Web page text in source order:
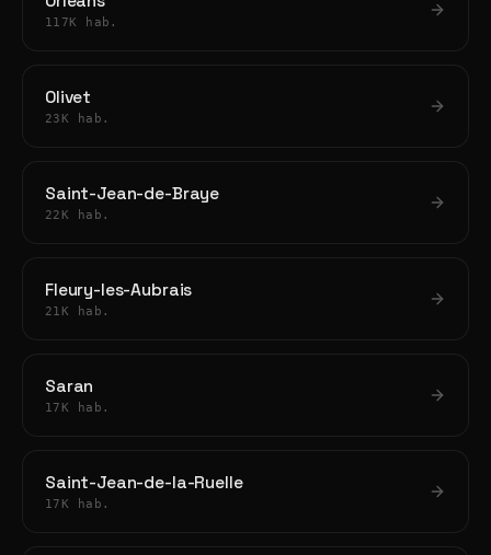
117K hab.
Olivet
23K hab.
Saint-Jean-de-Braye
22K hab.
Fleury-les-Aubrais
21K hab.
Saran
17K hab.
Saint-Jean-de-la-Ruelle
17K hab.